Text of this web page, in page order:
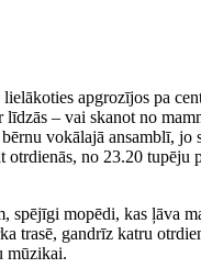
apgrozījos pa
– vai skanot no
vokālajā ansamblī,
no 23.20
mopēdi, kas ļāva
trasē, gandrīz katru
mūzikai.